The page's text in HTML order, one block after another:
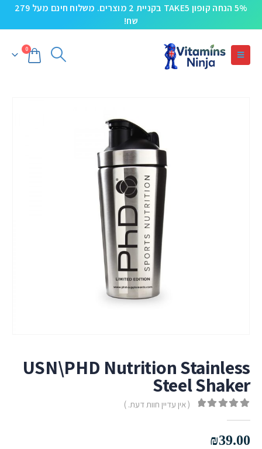
5% הנחה קופון TAKE5 בקניית 2 מוצרים. משלוח חינם מעל 279
שח!
0
USN\PHD Nutrition Stainless
Steel Shaker
( אין עדיין חוות דעת. )
₪39.00